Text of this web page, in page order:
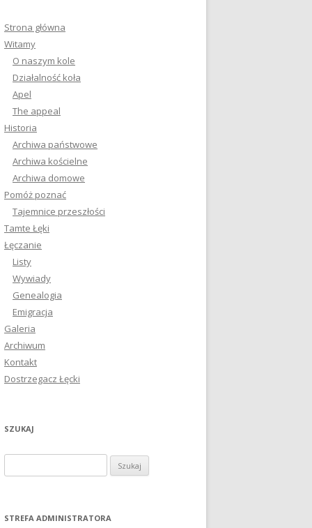
Strona główna
Witamy
O naszym kole
Działalność koła
Apel
The appeal
Historia
Archiwa państwowe
Archiwa kościelne
Archiwa domowe
Pomóż poznać
Tajemnice przeszłości
Tamte Łęki
Łęczanie
Listy
Wywiady
Genealogia
Emigracja
Galeria
Archiwum
Kontakt
Dostrzegacz Łęcki
SZUKAJ
z
k
STREFA ADMINISTRATORA